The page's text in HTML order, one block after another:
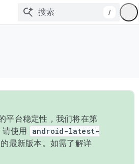
/
平台稳定性，我们将在第
使用
android-latest-
最新版本。如需了解详